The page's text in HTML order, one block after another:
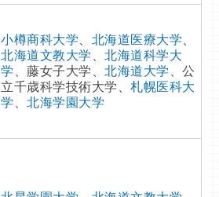
小樽商科大学、 北海道医療大学、
北海道文教大学 、北海道科学大
学 、藤女子大学、北海道大学 、公
立千歳科学技術大学、札幌医科大
学 、北海学園大学